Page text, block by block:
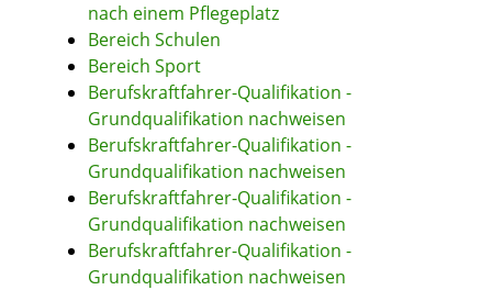
nach einem Pflegeplatz
Bereich Schulen
Bereich Sport
Berufskraftfahrer-Qualifikation -
Grundqualifikation nachweisen
Berufskraftfahrer-Qualifikation -
Grundqualifikation nachweisen
Berufskraftfahrer-Qualifikation -
Grundqualifikation nachweisen
Berufskraftfahrer-Qualifikation -
Grundqualifikation nachweisen